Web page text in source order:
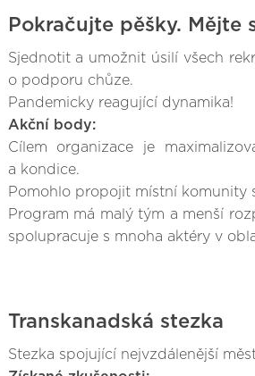
Pokračujte pěšky. Mějte
Sjednotit a umožnit úsilí všech
o podporu chůze.
Pandemicky reagující dynamika!
Akční body:
Cílem organizace je
a kondice.
Pomohlo propojit místní komunity
Program má malý tým a menší
spolupracuje s mnoha aktéry v
Transkanadská stezka
Stezka spojující nejvzdálenější